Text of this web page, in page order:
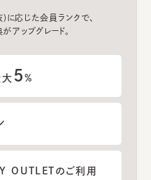
応じた会員ランクで、
アップグレード。
大 5%
OUTLETのご利用